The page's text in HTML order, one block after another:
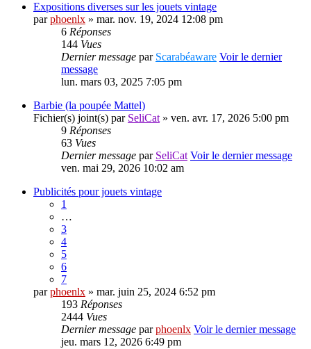
Expositions diverses sur les jouets vintage
parphoenlx » mar. nov. 19, 2024 12:08 pm
6 Réponses
144 Vues
Dernier message par Scarabéaware Voir le dernier
message
lun. mars 03, 2025 7:05 pm
Barbie (la poupée Mattel)
Fichier(s) joint(s) par SeliCat» ven. avr. 17, 2026 5:00 pm
9 Réponses
63 Vues
Dernier message par SeliCat Voir le dernier message
ven. mai 29, 2026 10:02 am
Publicités pour jouets vintage
1
…
3
4
5
6
7
parphoenlx » mar. juin 25, 2024 6:52 pm
193 Réponses
2444 Vues
Dernier message parphoenlx Voir le dernier message
jeu. mars 12, 2026 6:49 pm